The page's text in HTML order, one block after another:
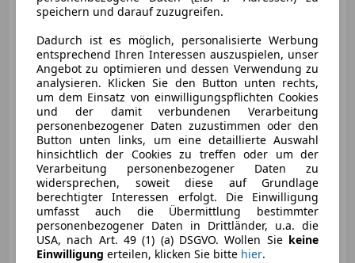
Mercedes-Benz E 350
Line*Navi*SHZ*Garantie*TOP*
€ 12 990
01/2010 199 000 km Diesel
170 kW (231 PS)
*Bestpreis-Österreichweit*
speichern und darauf zuzugreifen.
Dadurch ist es möglich, personalisierte Werbung
entsprechend Ihren Interessen auszuspielen, unser
Angebot zu optimieren und dessen Verwendung zu
analysieren. Klicken Sie den Button unten rechts,
um dem Einsatz von einwilligungspflichten Cookies
und der damit verbundenen Verarbeitung
personenbezogener Daten zuzustimmen oder den
Button unten links, um eine detaillierte Auswahl
hinsichtlich der Cookies zu treffen oder um der
Verarbeitung personenbezogener Daten zu
widersprechen, soweit diese auf Grundlage
berechtigter Interessen erfolgt. Die Einwilligung
umfasst auch die Übermittlung bestimmter
personenbezogener Daten in Drittländer, u.a. die
USA, nach Art. 49 (1) (a) DSGVO. Wollen Sie keine
Einwilligung erteilen, klicken Sie bitte hier.